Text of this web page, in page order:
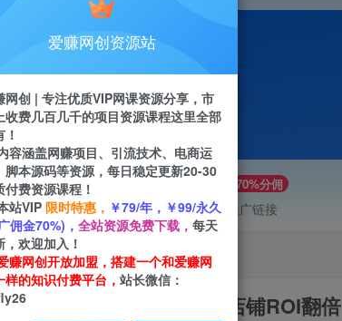
直播 剪辑 小红书
子。
VIP推广 70%分佣
会员专属推广链接
打造高转化独立站，让店铺ROI翻倍
爱赚网创资源站
网创 | 专注优质VIP网课资源分享，市
收费几百几千的项目资源课程这里全部
容涵盖网赚项目、引流技术、电商运
脚本源码等资源，每日稳定更新20-30
付费资源课程！
站VIP限时特惠， ￥79/年，￥99/永久
佣金70%)， 全站资源免费下载， 每天
，欢迎加入！
赚网创开放加盟，搭建一个和爱赚网
样的知识付费平台， 站长微信：